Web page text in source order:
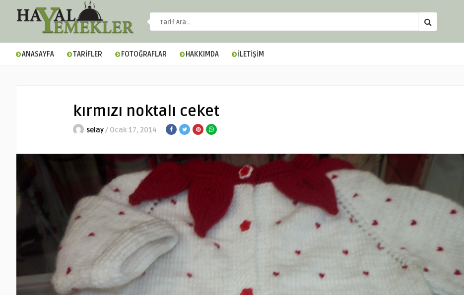
▼
ANASAYFA TARİFLER FOTOĞRAFLAR HAKKIMDA İLETİŞİM
kırmızı noktalı ceket
selay/ Ocak 17, 2014